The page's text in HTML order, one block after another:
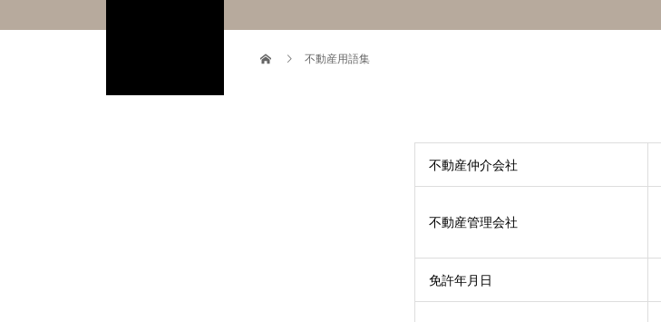
不動産用語集
不動産仲介会社
不動産管理会社
免許年月日